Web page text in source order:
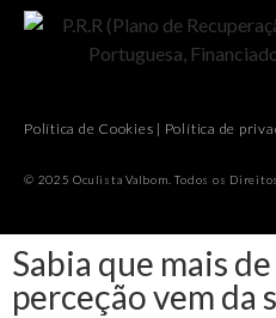
Política de Cookies | Política de
© 2025 Oculista Valbom. Todos os
Sabia que mais
perceção vem da